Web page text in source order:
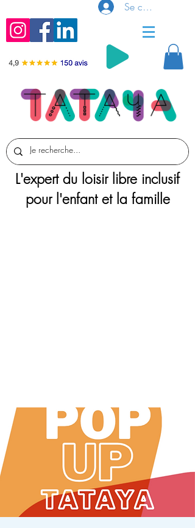
Se connecter
L'expert du loisir libre inclusif
pour l'enfant et la famille